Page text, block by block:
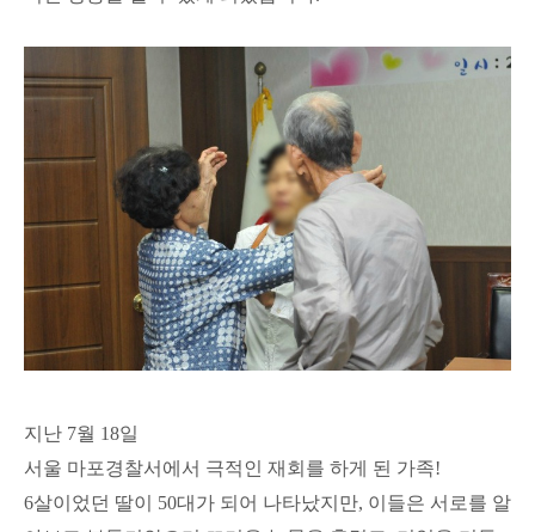
지난 7월 18일
서울 마포경찰서에서 극적인 재회를 하게 된 가족!
6살이었던 딸이 50대가 되어 나타났지만, 이들은 서로를 알